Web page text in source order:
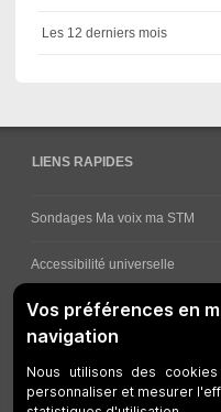
Les 12 derniers mois
LIENS RAPIDES
Sondages Ma voix ma STM
Accessibilité universelle
Comment obtenir vos horaires
Travaux en cours